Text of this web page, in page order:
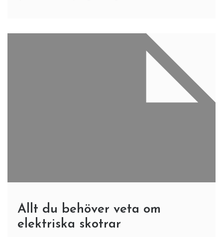
Allt du behöver veta om
elektriska skotrar